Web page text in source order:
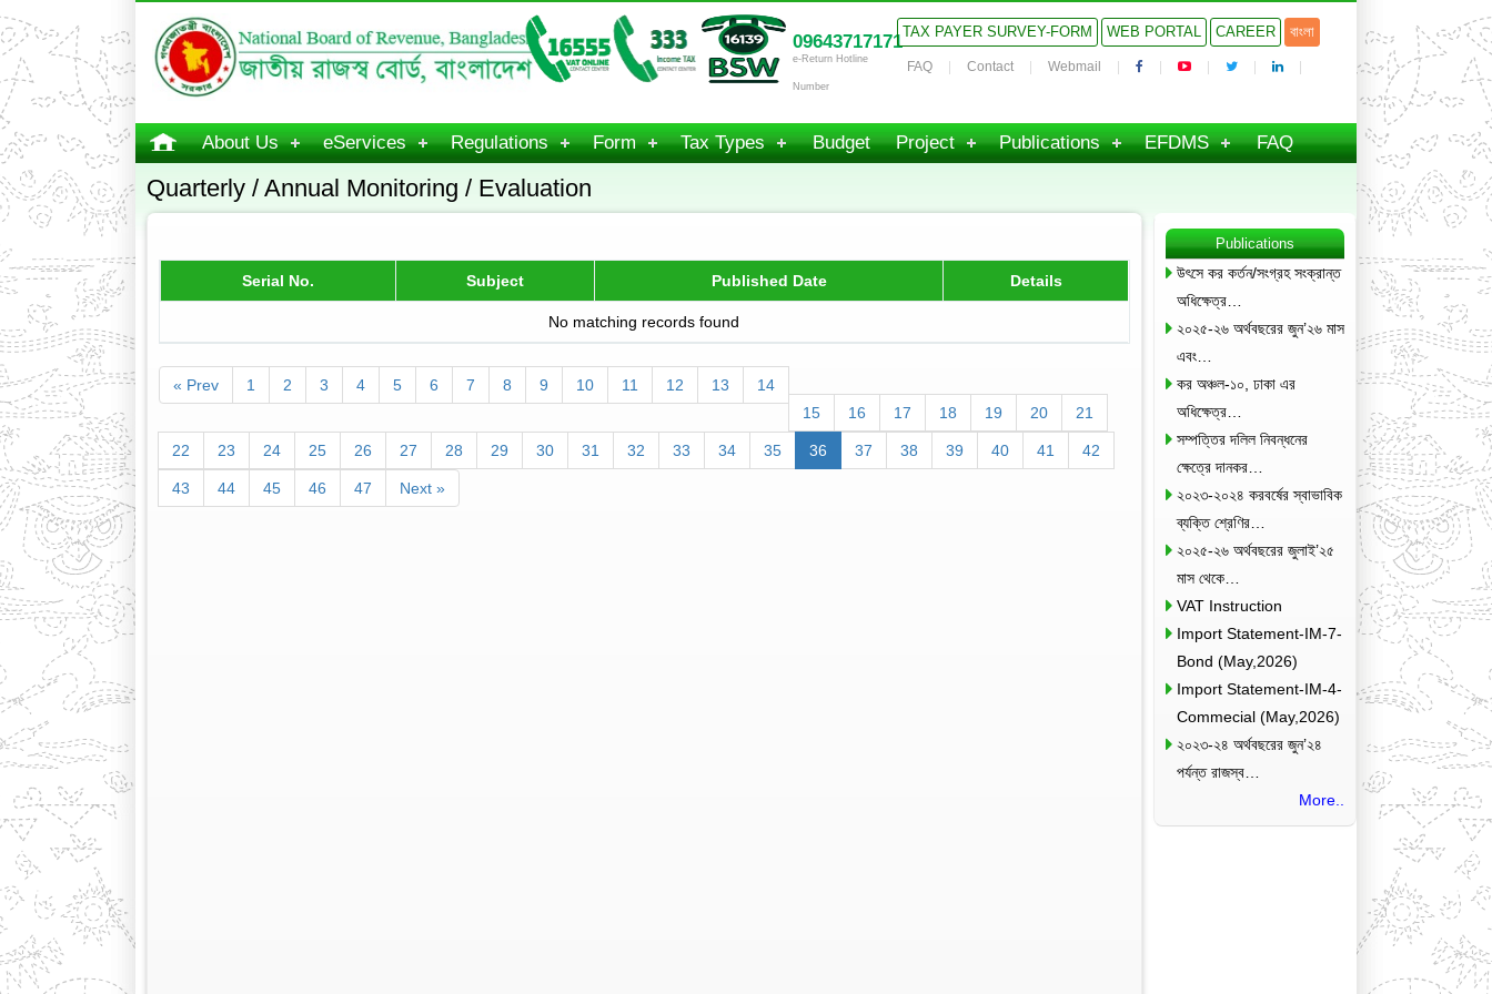
09643717171
e-Return Hotline
Number
TAX PAYER SURVEY-FORM WEB PORTAL CAREER বাংলা
FAQ Contact Webmail
About Us eServices Regulations Form Tax Types Budget Project Publications EFDMS FAQ
Quarterly / Annual Monitoring / Evaluation
Serial No. Subject Published Date Details
No matching records found
« Prev 1 2 3 4 5 6 7 8 9 10 11 12 13
14
15
16 17 18 19 20 21
22 23 24 25 26 27 28 29 30 31 32 33 34 35 36 37 38 39 40 41 42
43 44 45 46 47 Next »
Publications
উৎসে কর কর্তন/সংগ্রহ সংক্রান্ত
অধিক্ষেত্র…
২০২৫-২৬ অর্থবছরের জুন’২৬ মাস
এবং…
কর অঞ্চল-১০, ঢাকা এর
অধিক্ষেত্র…
সম্পত্তির দলিল নিবন্ধনের
ক্ষেত্রে দানকর…
২০২৩-২০২৪ করবর্ষের স্বাভাবিক
ব্যক্তি শ্রেণির…
২০২৫-২৬ অর্থবছরের জুলাই’২৫
মাস থেকে…
VAT Instruction
Import Statement-IM-7-
Bond (May,2026)
Import Statement-IM-4-
Commecial (May,2026)
২০২৩-২৪ অর্থবছরের জুন’২৪
পর্যন্ত রাজস্ব…
More..